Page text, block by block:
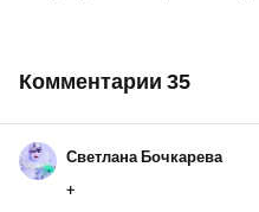
Комментарии 35
Светлана Бочкарева
+